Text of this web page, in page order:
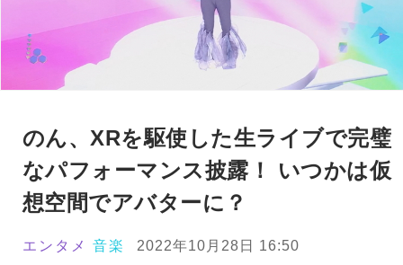
のん、XRを駆使した生ライブで完璧
なパフォーマンス披露！ いつかは仮
想空間でアバターに？
エンタメ 音楽 2022年10月28日 16:50